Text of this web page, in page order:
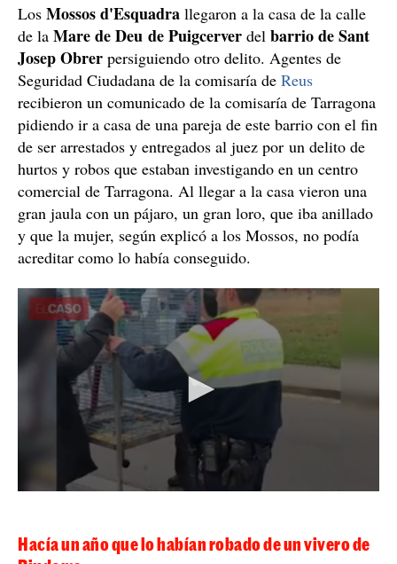
Los Mossos d'Esquadra llegaron a la casa de la calle
de la Mare de Deu de Puigcerver del barrio de Sant
Josep Obrer persiguiendo otro delito. Agentes de
Seguridad Ciudadana de la comisaría de Reus
recibieron un comunicado de la comisaría de Tarragona
pidiendo ir a casa de una pareja de este barrio con el fin
de ser arrestados y entregados al juez por un delito de
hurtos y robos que estaban investigando en un centro
comercial de Tarragona. Al llegar a la casa vieron una
gran jaula con un pájaro, un gran loro, que iba anillado
y que la mujer, según explicó a los Mossos, no podía
acreditar como lo había conseguido.